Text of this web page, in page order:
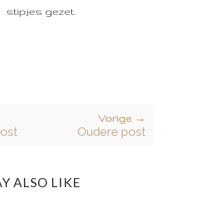
stipjes gezet.
Vorige →
Oudere post
ALSO LIKE